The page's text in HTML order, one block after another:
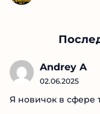
Andrey A
02.06.2025
Я новичок в сфере